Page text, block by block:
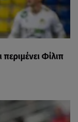
Φίλιπ